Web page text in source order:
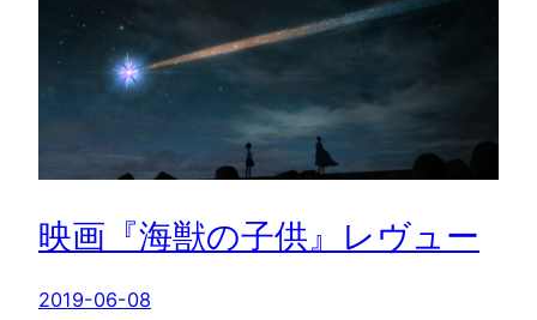
映画『海獣の子供』レヴュー
2019-06-08